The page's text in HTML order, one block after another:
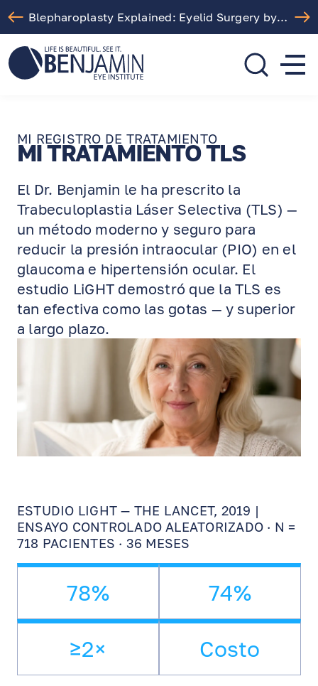
Blepharoplasty Explained: Eyelid Surgery by Dr. Arthur Benjamin in Los Angeles
310.275.5533
MI REGISTRO DE TRATAMIENTO
MI TRATAMIENTO TLS
El Dr. Benjamin le ha prescrito la
Trabeculoplastia Láser Selectiva (TLS) —
un método moderno y seguro para
reducir la presión intraocular (PIO) en el
glaucoma e hipertensión ocular. El
estudio LiGHT demostró que la TLS es
tan efectiva como las gotas — y superior
a largo plazo.
ESTUDIO LIGHT — THE LANCET, 2019 |
ENSAYO CONTROLADO ALEATORIZADO · N =
718 PACIENTES · 36 MESES
78% 74%
≥2× Costo